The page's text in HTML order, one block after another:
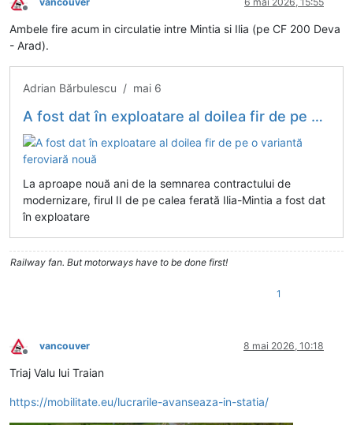
Deconectat
Ambele fire acum in circulatie intre Mintia si Ilia (pe CF 200 Deva
- Arad).
Adrian Bărbulescu / mai 6
A fost dat în exploatare al doilea fir de pe o variantă feroviară nouă
La aproape nouă ani de la semnarea contractului de
modernizare, firul II de pe calea ferată Ilia-Mintia a fost dat
în exploatare
Railway fan. But motorways have to be done first!
1
Deconectat
vancouver 8 mai 2026, 10:18
Triaj Valu lui Traian
https://mobilitate.eu/lucrarile-avanseaza-in-statia/